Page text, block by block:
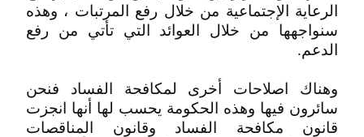
الرعاية الإجتماعية من خلال رفع المرتبات ، وهذه
سنواجهها من خلال العوائد التي تأتي من رفع
الدعم.
وهناك اصلاحات أخرى لمكافحة الفساد فنحن
سائرون فيها وهذه الحكومة يحسب لها أنها انجزت
قانون مكافحة الفساد وقانون المناقصات